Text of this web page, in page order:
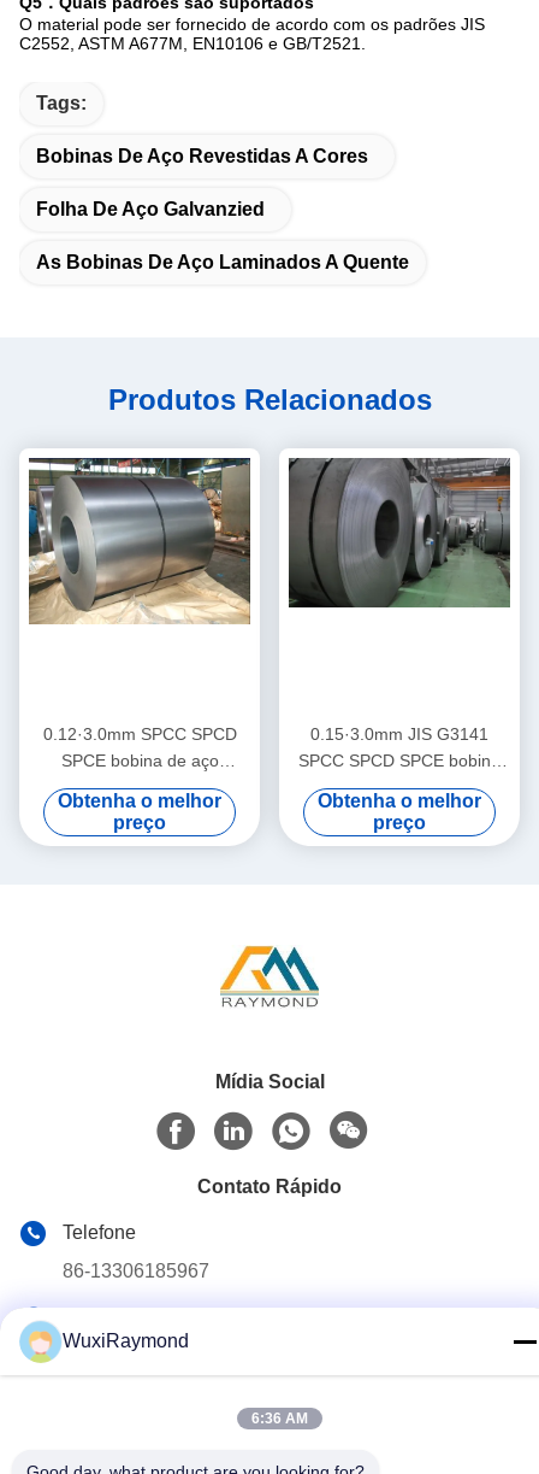
O material pode ser fornecido de acordo com os padrões JIS
C2552, ASTM A677M, EN10106 e GB/T2521.
Tags:
Bobinas De Aço Revestidas A Cores
Folha De Aço Galvanzied
As Bobinas De Aço Laminados A Quente
Produtos Relacionados
0.12·3.0mm SPCC SPCD
SPCE bobina de aço
laminado a frio com desenho
profundo de alta dureza e
qualidade comercial para
Obtenha o melhor
preço
0.15·3.0mm JIS G3141
SPCC SPCD SPCE bobina
de aço laminada a frio com
750·1250mm de largura e
11MT de peso da bobina
Obtenha o melhor
preço
Mídia Social
Contato Rápido
Telefone
86-13306185967
adam@wxhy.com.cn
lndustrial Shitangwan Park, Wuxi City, Jiangsu Prov.,
WuxiRaymond
6:36 AM